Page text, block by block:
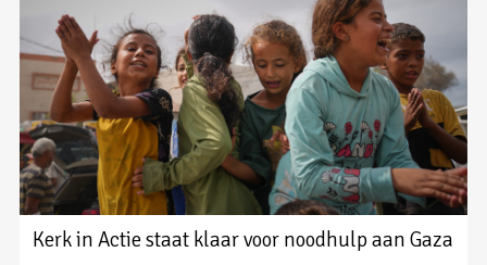
Kerk in Actie staat klaar voor noodhulp aan Gaza